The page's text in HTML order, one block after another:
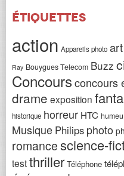
Étiquettes
action Appareils photo art
Ray Bouygues Telecom Buzz
Concoursconcours
drame exposition
historique horreur HTC
Musique Philips photo
romancescience-
testthriller Téléphone